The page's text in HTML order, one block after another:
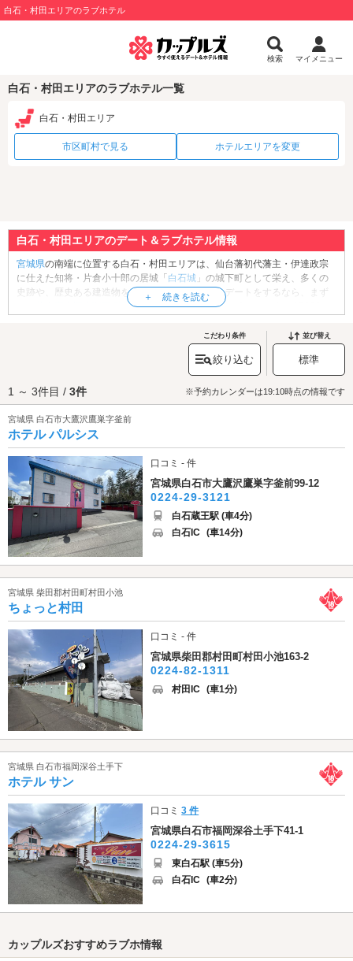
白石・村田エリアのラブホテル
検索 マイメニュー
白石・村田エリアのラブホテル一覧
白石・村田エリア
市区町村で見る ホテルエリアを変更
白石・村田エリアのデート＆ラブホテル情報
宮城県の南端に位置する白石・村田エリアは、仙台藩初代藩主・伊達政宗
に仕えた知将・片倉小十郎の居城「 白石城 」の城下町として栄え、多くの
史跡や、歴史ある建造物を有しています。観光・デートをするなら、まず
片倉家中旧小関家 武家屋敷」へ行ってみましょう。こちらは1730年に
る貴重な史跡として県の文化財に指定されています。歴史文化にふれたあ
とはちょっと気分一新。モフモフ好きにはたまらない「
宮城蔵王キツネ
」にも行ってみましょう。こちらは珍しい種類のキツネを見ることがで
きる、国内で唯一の専門動物園・テーマパークです。エントランスをくぐ
ると、100匹以上のキツネたちが出迎えてくれる他、ウサギやヤギ、ポニー
とも触れ合うことができます。動物たちの愛らしい姿に癒されたら、明治
後期の商家を改装した趣のある外観が目印の「白石うーめん やまぶき亭」
で食事をしませんか？こちらは白石市名物『温麺(うーめん)』の専門店。
「ごま」「くるみ」「しょうゆ」という三種類のたれで、白石の名物グル
メを味わってください。観光・デートを満喫したらラブホテルでひと休
み。白石・村田エリアのラブホテルは、JR東北本線「白石駅」、JR東北新
幹線「白石蔵王駅」の近くや、「村田町」に点在しています。さっそくデ
ートスポット周辺のホテルをチェックしてみましょう。
こだわり条件
絞り込む
並び替え
標準
1 ～ 3件目 / 3件 ※予約カレンダーは19:10時点の情報です
宮城県 白石市大鷹沢鷹巣字釜前
ホテル パルシス
口コミ - 件
宮城県白石市大鷹沢鷹巣字釜前99-12
0224-29-3121
白石蔵王駅 (車4分)
白石IC (車14分)
宮城県 柴田郡村田町村田小池
ちょっと村田
口コミ - 件
宮城県柴田郡村田町村田小池163-2
0224-82-1311
村田IC (車1分)
宮城県 白石市福岡深谷土手下
ホテル サン
口コミ3 件
宮城県白石市福岡深谷土手下41-1
0224-29-3615
東白石駅 (車5分)
白石IC (車2分)
カップルズおすすめラブホ情報